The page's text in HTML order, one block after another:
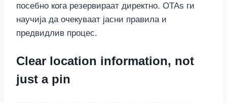
посебно кога резервираат директно. OTAs ги
научија да очекуваат јасни правила и
предвидлив процес.
Clear location information, not
just a pin